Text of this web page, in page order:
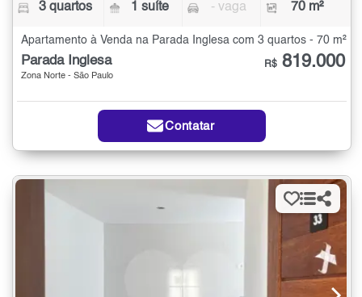
3 quartos 1 suíte - vaga 70 m²
Apartamento à Venda na Parada Inglesa com 3 quartos - 70 m²
Parada Inglesa
Zona Norte - São Paulo
R$ 819.000
Contatar